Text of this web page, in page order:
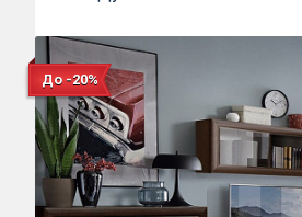
До -20%